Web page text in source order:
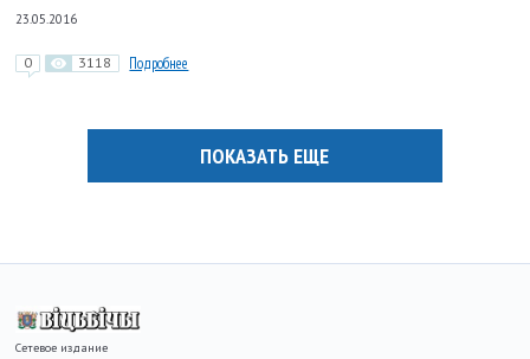
23.05.2016
0 3118 Подробнее
ПОКАЗАТЬ ЕЩЕ
Сетевое издание